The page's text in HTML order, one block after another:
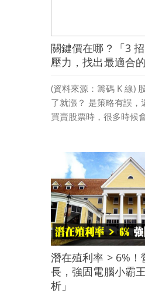
關鍵價在哪？「3 招
壓力，找出最適合
(資料來源：籌碼 K 線)
了就漲？ 是策略有誤，
買賣股票時，很多時候
潛在殖利率 > 6%
長，強固電腦小霸
析」